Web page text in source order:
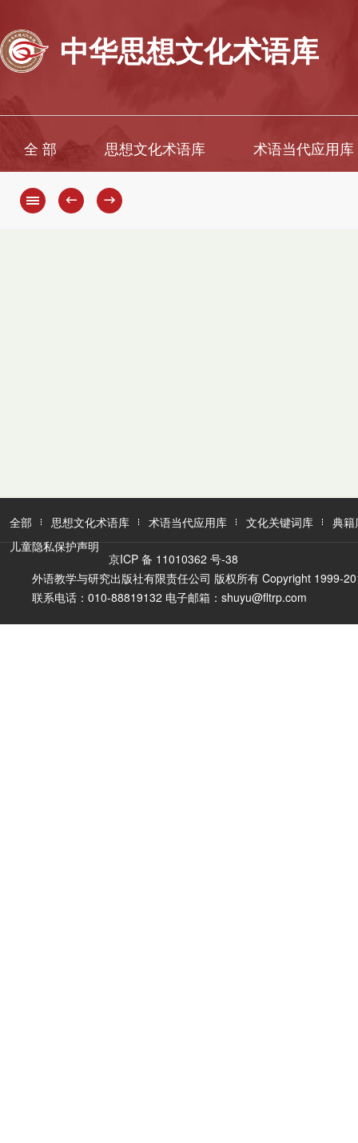
中华思想文化术语库
全 部 思想文化术语库 术语当代应用库
← →
全部 思想文化术语库 术语当代应用库 文化关键词库
典籍
儿童隐私保护声明
京ICP 备 11010362 号-38
外语教学与研究出版社有限责任公司 版权所有 Copyright 1999-
联系电话：010-88819132 电子邮箱：shuyu@fltrp.com